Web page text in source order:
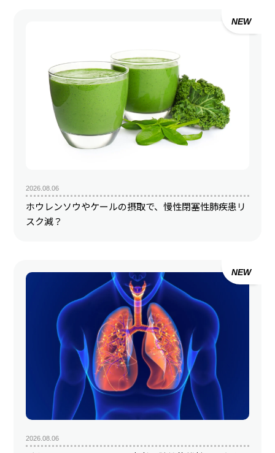
NEW
2026.08.06
ホウレンソウやケールの摂取で、慢性閉塞性肺疾患リ
スク減？
NEW
2026.08.06